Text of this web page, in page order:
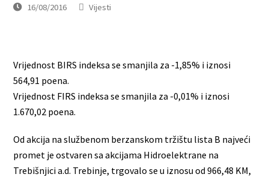
16/08/2016 Vijesti
Vrijednost BIRS indeksa se smanjila za -1,85% i iznosi
564,91 poena.
Vrijednost FIRS indeksa se smanjila za -0,01% i iznosi
1.670,02 poena.
Od akcija na službenom berzanskom tržištu lista B najveći
promet je ostvaren sa akcijama Hidroelektrane na
Trebišnjici a.d. Trebinje, trgovalo se u iznosu od 966,48 KM,